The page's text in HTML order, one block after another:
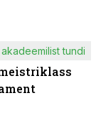
tundi